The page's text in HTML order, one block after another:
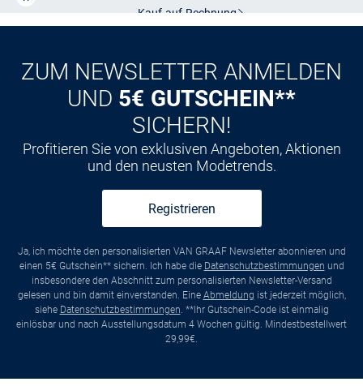
Kauf auf Rechnung
ZUM NEWSLETTER ANMELDEN
UND 5€ GUTSCHEIN**
SICHERN!
Profitieren Sie von exklusiven Angeboten, Aktionen
und den neusten Modetrends.
Registrieren
Ja, ich möchte den personalisierten VAN GRAAF Newsletter abonnieren und
einen 5€ Gutschein** sichern. Ich habe die Datenschutzbestimmungen und
insbesondere den Abschnitt zum personalisierten Newsletter-Versand
gelesen und bin damit einverstanden. Eine Abmeldung ist jederzeit möglich,
siehe Datenschutzbestimmungen. **Ihr Gutschein-Code ist einmalig
einlösbar und nach Ausstellungsdatum 4 Wochen gültig. Mindestbestellwert
29,99€.